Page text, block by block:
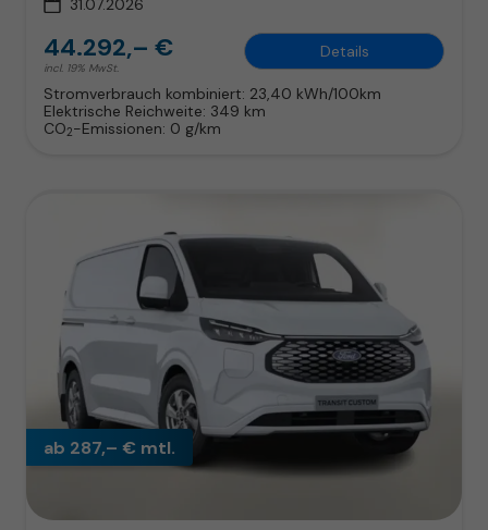
31.07.2026
44.292,– €
incl. 19% MwSt.
Details
Stromverbrauch kombiniert: 23,40 kWh/100km
Elektrische Reichweite: 349 km
CO2-Emissionen: 0 g/km
ab 287,– € mtl.